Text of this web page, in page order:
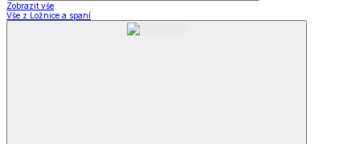
Zobrazit vše
Vše z Ložnice a spaní